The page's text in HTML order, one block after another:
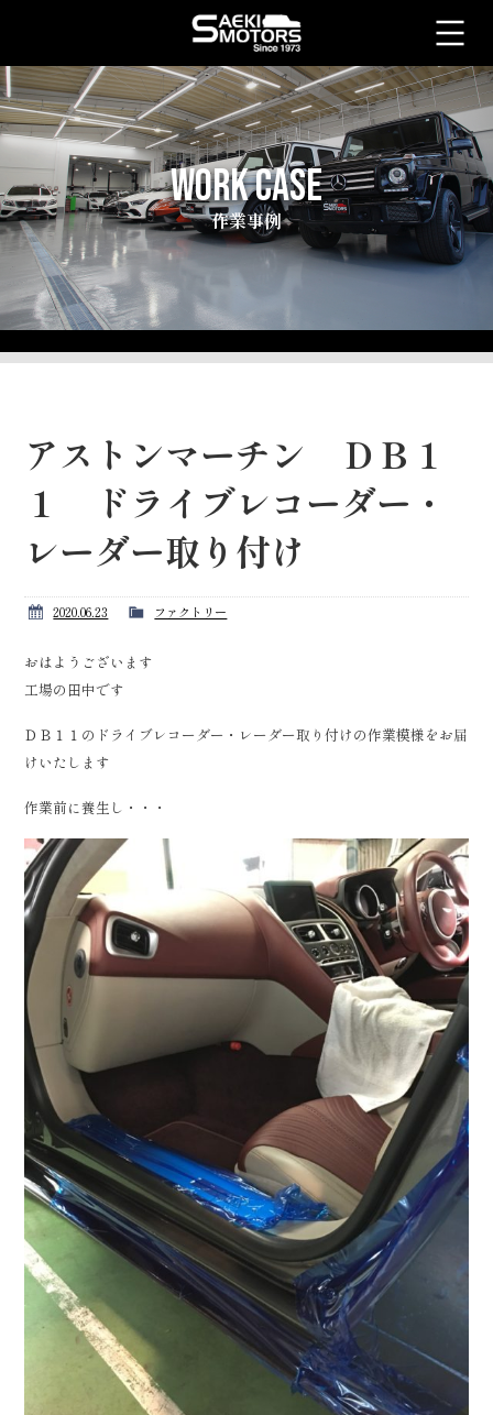
WORK CASE
作業事例
アストンマーチン ＤＢ１
１ ドライブレコーダー・
レーダー取り付け
2020.06.23 ファクトリー
おはようございます
工場の田中です
ＤＢ１１のドライブレコーダー・レーダー取り付けの作業模様をお届
けいたします
作業前に養生し・・・